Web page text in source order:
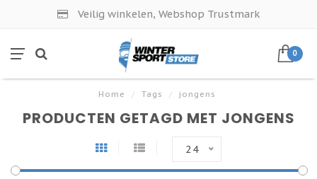
Veilig winkelen, Webshop Trustmark
0
Home / Tags / jongens
PRODUCTEN GETAGD MET JONGENS
24